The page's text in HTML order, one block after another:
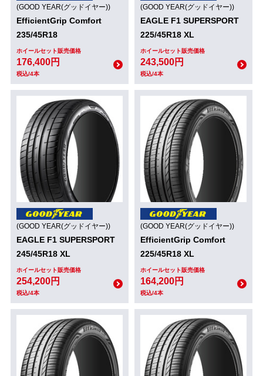
(GOOD YEAR(グッドイヤー))
EfficientGrip Comfort
235/45R18
ホイールセット販売価格
176,400円
税込/4本
(GOOD YEAR(グッドイヤー))
EAGLE F1 SUPERSPORT
225/45R18 XL
ホイールセット販売価格
243,500円
税込/4本
(GOOD YEAR(グッドイヤー))
EAGLE F1 SUPERSPORT
245/45R18 XL
ホイールセット販売価格
254,200円
税込/4本
(GOOD YEAR(グッドイヤー))
EfficientGrip Comfort
225/45R18 XL
ホイールセット販売価格
164,200円
税込/4本